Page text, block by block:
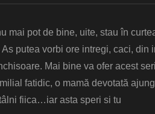
mai pot de bine, uite, stau în
putea vorbi ore intregi, caci, din
Mai bine va ofer acest
fatidic, o mamă devotată
fiica…iar asta speri si tu